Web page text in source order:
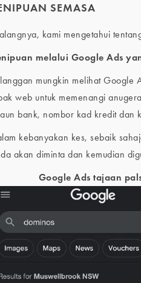
SEMASA
kami mengetahui
melalui Google Ads
mungkin melihat
web untuk memenangi
bank, nombor kad kredit dan
kebanyakan kes, sebaik
akan diminta dan kemudian
Google Ads tajaan